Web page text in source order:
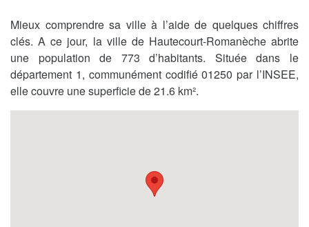
Mieux comprendre sa ville à l’aide de quelques chiffres
clés. A ce jour, la ville de Hautecourt-Romanèche abrite
une population de 773 d’habitants. Située dans le
département 1, communément codifié 01250 par l’INSEE,
elle couvre une superficie de 21.6 km².